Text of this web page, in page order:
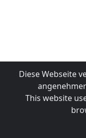
Diese Webseite
This website